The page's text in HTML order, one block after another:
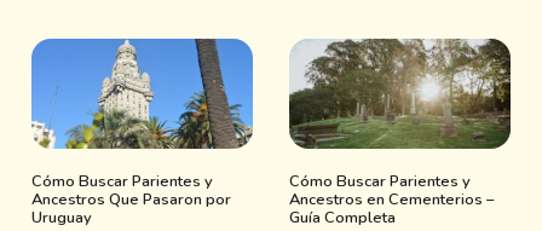
Cómo Buscar Parientes y
Ancestros Que Pasaron por
Uruguay
Cómo Buscar Parientes y
Ancestros en Cementerios –
Guía Completa